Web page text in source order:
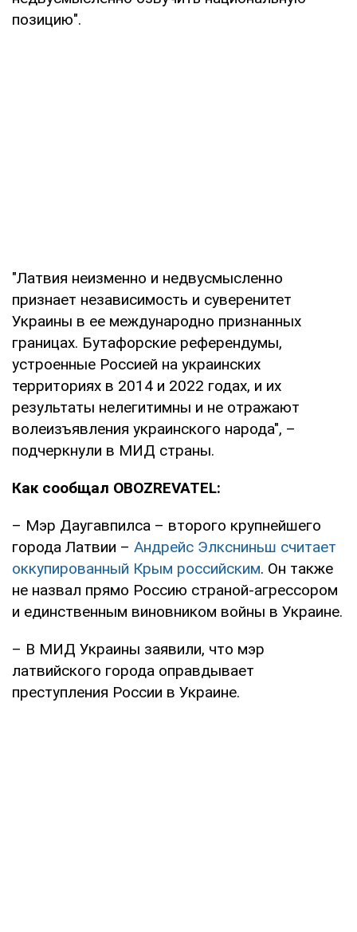
позицию".
"Латвия неизменно и недвусмысленно
признает независимость и суверенитет
Украины в ее международно признанных
границах. Бутафорские референдумы,
устроенные Россией на украинских
территориях в 2014 и 2022 годах, и их
результаты нелегитимны и не отражают
волеизъявления украинского народа", –
подчеркнули в МИД страны.
Как сообщал OBOZREVATEL:
– Мэр Даугавпилса – второго крупнейшего
города Латвии – Андрейс Элксниньш считает
оккупированный Крым российским. Он также
не назвал прямо Россию страной-агрессором
и единственным виновником войны в Украине.
– В МИД Украины заявили, что мэр
латвийского города оправдывает
преступления России в Украине.